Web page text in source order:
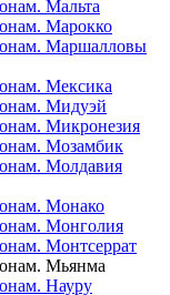
Мальта
Марокко
Маршалловы
Мексика
Мидуэй
Микронезия
Мозамбик
Молдавия
Монако
Монголия
Монтсеррат
Мьянма
Науру